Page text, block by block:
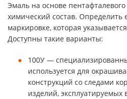
Эмаль на основе
химический состав.
маркировке, которая
Доступны такие варианты:
100У —
используется для
конструкций со следами
изделий,